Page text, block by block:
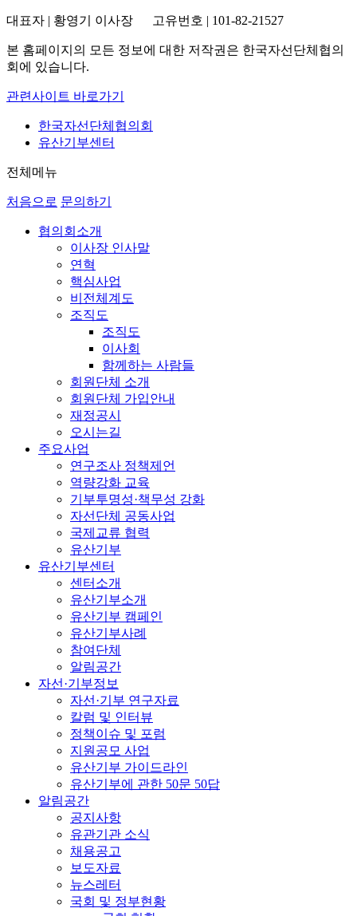
대표자 | 황영기 이사장 고유번호 | 101-82-21527
본 홈페이지의 모든 정보에 대한 저작권은 한국자선단체협의
회에 있습니다.
관련사이트 바로가기
한국자선단체협의회
유산기부센터
전체메뉴
처음으로 문의하기
협의회소개
이사장 인사말
연혁
핵심사업
비전체계도
조직도
조직도
이사회
함께하는 사람들
회원단체 소개
회원단체 가입안내
재정공시
오시는길
주요사업
연구조사 정책제언
역량강화 교육
기부투명성·책무성 강화
자선단체 공동사업
국제교류 협력
유산기부
유산기부센터
센터소개
유산기부소개
유산기부 캠페인
유산기부사례
참여단체
알림공간
자선·기부정보
자선·기부 연구자료
칼럼 및 인터뷰
정책이슈 및 포럼
지원공모 사업
유산기부 가이드라인
유산기부에 관한 50문 50답
알림공간
공지사항
유관기관 소식
채용공고
보도자료
뉴스레터
국회 및 정부현황